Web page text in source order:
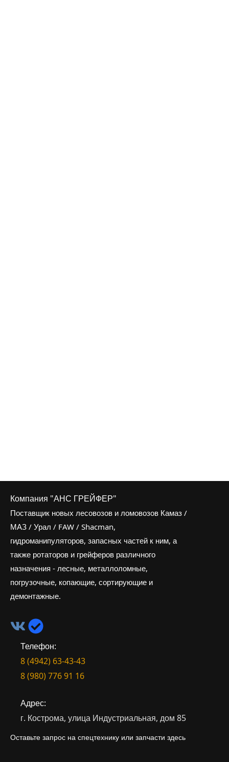
Компания "АНС ГРЕЙФЕР"
Поставщик новых лесовозов и ломовозов Камаз /
МАЗ / Урал / FAW / Shacman,
гидроманипуляторов, запасных частей к ним, а
также ротаторов и грейферов различного
назначения - лесные, металлоломные,
погрузочные, копающие, сортирующие и
демонтажные.
Телефон:
8 (4942) 63-43-43
8 (980) 776 91 16
Адрес:
г. Кострома, улица Индустриальная, дом 85
Оставьте запрос на спецтехнику или запчасти здесь